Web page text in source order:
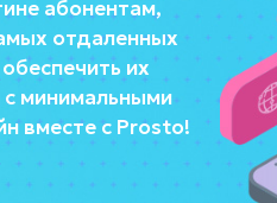
абонентам,
отдаленных
их
минимальными
вместе с Prosto!